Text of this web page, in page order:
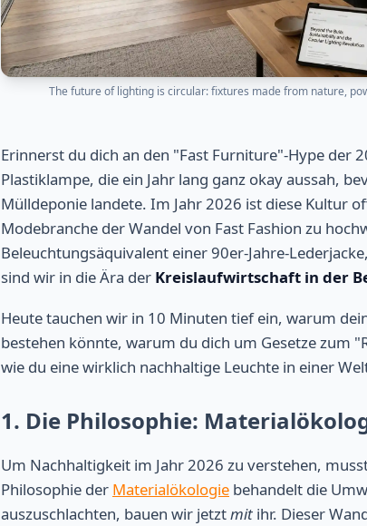
The future of lighting is circular: fixtures made from nature,
Erinnerst du dich an den "Fast Furniture"-Hype der
Plastiklampe, die ein Jahr lang ganz okay aussah,
Mülldeponie landete. Im Jahr 2026 ist diese Kultur
Modebranche der Wandel von Fast Fashion zu
Beleuchtungsäquivalent einer 90er-Jahre-
sind wir in die Ära der Kreislaufwirtschaft in der
Heute tauchen wir in 10 Minuten tief ein, warum
bestehen könnte, warum du dich um Gesetze zum
wie du eine wirklich nachhaltige Leuchte in einer
1. Die Philosophie:
Um Nachhaltigkeit im Jahr 2026 zu verstehen,
Philosophie der Materialökologie behandelt die
auszuschlachten, bauen wir jetztmit ihr. Dieser